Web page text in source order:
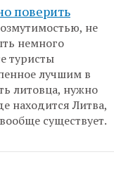
поверить
не
немного
туристы
лучшим в
литовца, нужно
находится Литва,
существует.